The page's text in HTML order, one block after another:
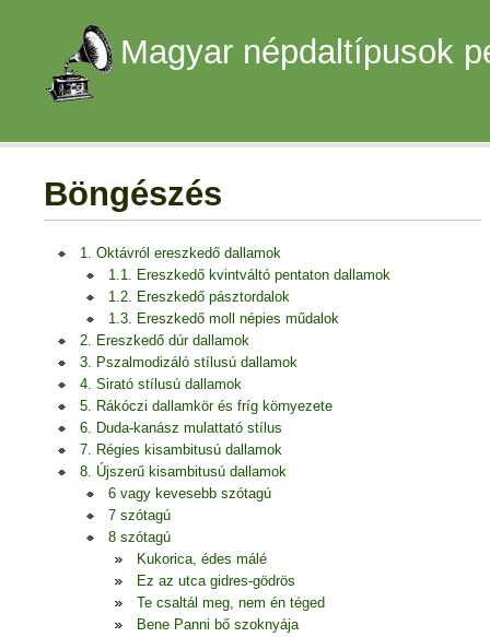
Magyar népdaltípusok
Böngészés
1. Oktávról ereszkedő dallamok
1.1. Ereszkedő kvintváltó pentaton dallamok
1.2. Ereszkedő pásztordalok
1.3. Ereszkedő moll népies műdalok
2. Ereszkedő dúr dallamok
3. Pszalmodizáló stílusú dallamok
4. Sirató stílusú dallamok
5. Rákóczi dallamkör és fríg környezete
6. Duda-kanász mulattató stílus
7. Régies kisambitusú dallamok
8. Újszerű kisambitusú dallamok
6 vagy kevesebb szótagú
7 szótagú
8 szótagú
Kukorica, édes málé
Ez az utca gidres-gödrös
Te csaltál meg, nem én téged
Bene Panni bő szoknyája